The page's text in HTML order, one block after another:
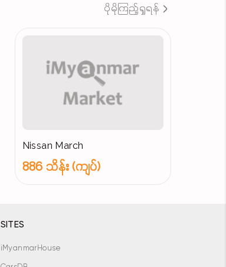
ပိုမိုကြည့်ရှုရန်
Nissan March
886 သိန်း (ကျပ်)
SITES
iMyanmarHouse